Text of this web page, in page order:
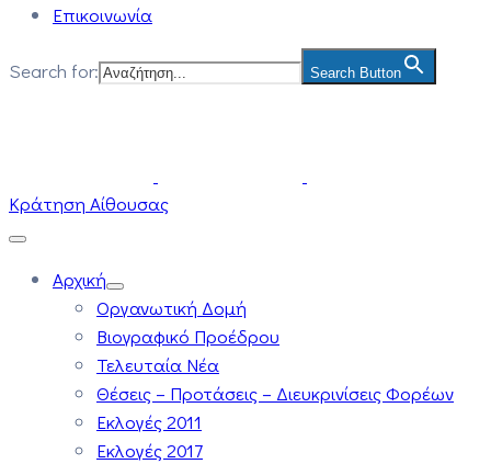
Επικοινωνία
Search for: Search Button
Κράτηση Αίθουσας
Αρχική
Οργανωτική Δομή
Βιογραφικό Προέδρου
Τελευταία Νέα
Θέσεις – Προτάσεις – Διευκρινίσεις Φορέων
Εκλογές 2011
Εκλογές 2017